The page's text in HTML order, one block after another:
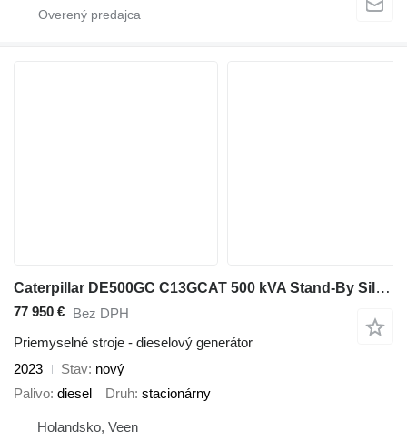
Caterpillar DE500GC C13GCAT 500 kVA Stand-By Silent Generatorset CAT New !
77 950 € Bez DPH
Priemyselné stroje - dieselový generátor
2023
Stav nový
Palivo diesel Druh stacionárny
Holandsko, Veen